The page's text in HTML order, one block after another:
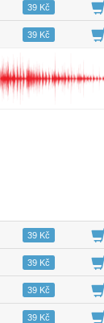
39 Kč
39 Kč
39 Kč
39 Kč
39 Kč
39 Kč